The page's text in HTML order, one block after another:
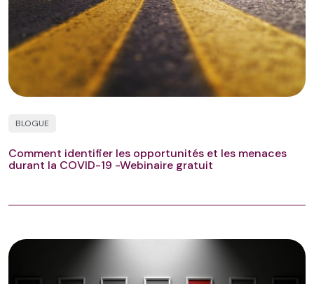
BLOGUE
Comment identifier les opportunités et les menaces
durant la COVID-19 -Webinaire gratuit